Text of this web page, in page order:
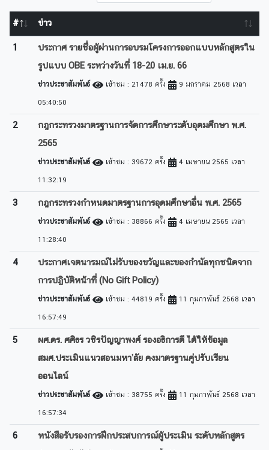
#
ข่าว
1
ประกาศ รายชื่อผู้ผ่านการอบรมโครงการออกแบบหลักสูตรใน
รูปแบบ OBE ระหว่างวันที่ 18-20 เม.ย. 66
ข่าวประชาสัมพันธ์ เข้าชม : 21478 ครั้ง
9 มกราคม 2568 เวลา
05:40:50
2
กฎกระทรวงมาตรฐานการจัดการศึกษาระดับอุดมศึกษา พ.ศ.
2565
ข่าวประชาสัมพันธ์ เข้าชม : 39672 ครั้ง
4 เมษายน 2565 เวลา
11:32:19
3 กฎกระทรวงกำหนดมาตรฐานการอุดมศึกษาอื่น พ.ศ. 2565
ข่าวประชาสัมพันธ์ เข้าชม : 38866 ครั้ง
4 เมษายน 2565 เวลา
11:28:40
4
ประกาศเจตนารมณ์ไม่รับของขวัญและของกำนัลทุกชนิดจาก
การปฏิบัติหน้าที่ (No Gift Policy)
ข่าวประชาสัมพันธ์ เข้าชม : 44819 ครั้ง
11 กุมภาพันธ์ 2568 เวลา
16:57:49
5
ผศ.ดร. ศศิธร วชิรปัญญาพงศ์ รองอธิการดี ได้ให้ข้อมูล
สมศ.ประเมินแนวสอนมหา’ลัย คงมาตรฐานคู่ปรับเรียน
ออนไลน์
ข่าวประชาสัมพันธ์ เข้าชม : 38755 ครั้ง
11 กุมภาพันธ์ 2568 เวลา
16:57:34
6 หนังสือรับรองการฝึกประสบการณ์ผู้ประเมิน ระดับหลักสูตร